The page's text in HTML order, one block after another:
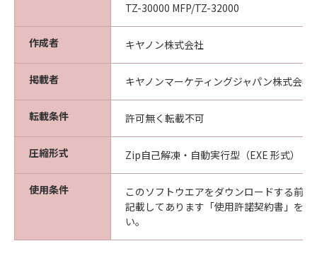
本契約を終了させることができます。
(3) キヤノンは、お客様が本契約のいずれかの条
項に違反した場合、直ちに本契約を終了させる
ことができます。
(4) お客様は、上記(3)による本契約の終了後直
ちに、「本ソフトウエア」及びその複製物のす
べてを廃棄及び消去するものとします。
準拠法
本契約は、日本国法に準拠するものとします。
U.S. GOVERNMENT RESTRICTED RIGHTS
NOTICE:
The Software is a "commercial item," as that
term is defined at 48 C.F.R. 2.101 (Oct 1995),
TZ-30000 MFP/TZ-32000
作成者 キヤノン株式会社
掲載者 キヤノンマーケティングジャパン株式会社
転載条件 許可無く転載不可
圧縮形式 Zip自己解凍・自動実行型（EXE 形式）
使用条件
このソフトウエアをダウンロードする前
記載してあります「使用許諾契約書」を
い。